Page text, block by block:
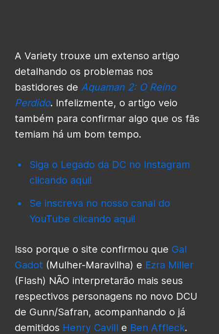
A Variety trouxe um extenso artigo
detalhando os problemas nos
bastidores de Aquaman 2: O Reino
Perdido. Infelizmente, o artigo veio
também para confirmar algo que os fãs
temiam há um bom tempo.
Siga o Legado da DC no Instagram
clicando aqui!
Se inscreva no nosso canal do
YouTube clicando aqui!
Isso porque o site confirmou que Gal
Gadot (Mulher-Maravilha) e Ezra Miller
(Flash) NÃO interpretarão mais seus
respectivos personagens no novo DCU
de Gunn/Safran, acompanhando o já
demitidos Henry Cavill e Ben Affleck.